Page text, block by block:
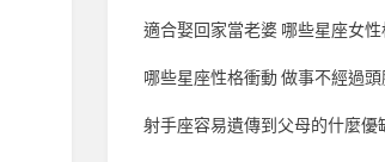
適合娶回家當老婆 哪些星座女
哪些星座性格衝動 做事不經過頭
射手座容易遺傳到父母的什麼優